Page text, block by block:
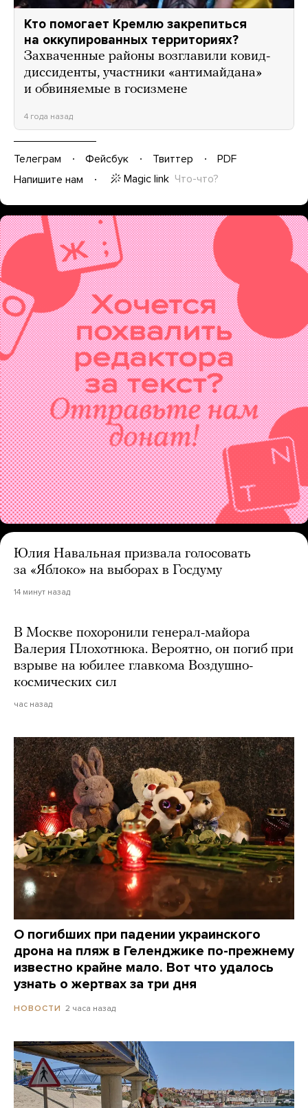
Кто помогает Кремлю закрепиться
на оккупированных территориях?
Захваченные районы возглавили ковид-
диссиденты, участники «антимайдана»
и обвиняемые в госизмене
4 года назад
Телеграм Фейсбук Твиттер
PDF
Напишите нам
Magic link Что-что?
Юлия Навальная призвала голосовать
за «Яблоко» на выборах в Госдуму
14 минут назад
В Москве похоронили генерал-майора
Валерия Плохотнюка. Вероятно, он погиб при
взрыве на юбилее главкома Воздушно-
космических сил
час назад
О погибших при падении украинского
дрона на пляж в Геленджике по-прежнему
известно крайне мало. Вот что удалось
узнать о жертвах за три дня
НОВОСТИ 2 часа назад